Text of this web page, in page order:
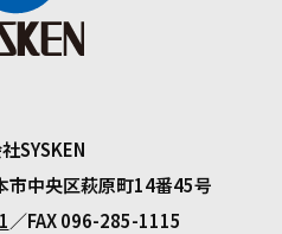
SYSKEN
市中央区萩原町14番45号
FAX 096-285-1115